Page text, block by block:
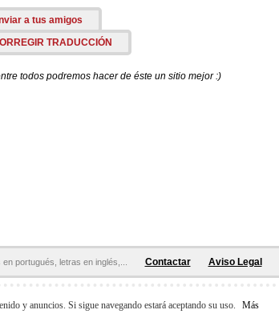
a tus amigos
TRADUCCIÓN
todos podremos hacer de éste un sitio mejor :)
portugués, letras en inglés,... Contactar Aviso Legal
Acordes y Tablaturas
y anuncios. Si sigue navegando estará aceptando su uso.
Más